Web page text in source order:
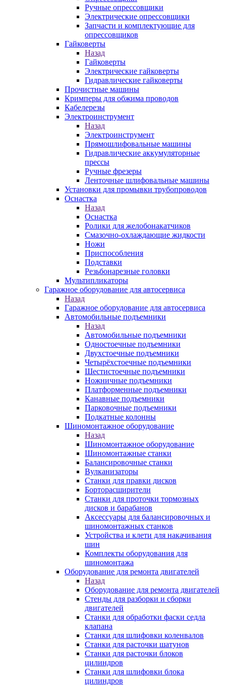
Ручные опрессовщики
Электрические опрессовщики
Запчасти и комплектующие для
опрессовщиков
Гайковерты
Назад
Гайковерты
Электрические гайковерты
Гидравлические гайковерты
Прочистные машины
Кримперы для обжима проводов
Кабелерезы
Электроинструмент
Назад
Электроинструмент
Прямошлифовальные машины
Гидравлические аккумуляторные
прессы
Ручные фрезеры
Ленточные шлифовальные машины
Установки для промывки трубопроводов
Оснастка
Назад
Оснастка
Ролики для желобонакатчиков
Смазочно-охлаждающие жидкости
Ножи
Приспособления
Подставки
Резьбонарезные головки
Мультипликаторы
Гаражное оборудование для автосервиса
Назад
Гаражное оборудование для автосервиса
Автомобильные подъемники
Назад
Автомобильные подъемники
Одностоечные подъемники
Двухстоечные подъемники
Четырёхстоечные подъемники
Шестистоечные подъемники
Ножничные подъемники
Платформенные подъемники
Канавные подъемники
Парковочные подъемники
Подкатные колонны
Шиномонтажное оборудование
Назад
Шиномонтажное оборудование
Шиномонтажные станки
Балансировочные станки
Вулканизаторы
Станки для правки дисков
Борторасширители
Станки для проточки тормозных
дисков и барабанов
Аксессуары для балансировочных и
шиномонтажных станков
Устройства и клети для накачивания
шин
Комплекты оборудования для
шиномонтажа
Оборудование для ремонта двигателей
Назад
Оборудование для ремонта двигателей
Стенды для разборки и сборки
двигателей
Станки для обработки фаски седла
клапана
Станки для шлифовки коленвалов
Станки для расточки шатунов
Станки для расточки блоков
цилиндров
Станки для шлифовки блока
цилиндров